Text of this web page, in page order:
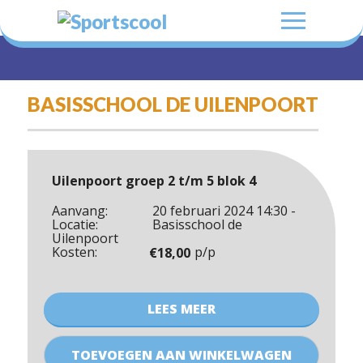
BASISSCHOOL DE UILENPOORT
Uilenpoort groep 2 t/m 5 blok 4
Aanvang:
20 februari 2024 14:30 -
Locatie: Basisschool de
Uilenpoort
Kosten: €18,00 p/p
LEES MEER
Uilenpoort
groepTOEVOEGEN AAN WINKELWAGEN